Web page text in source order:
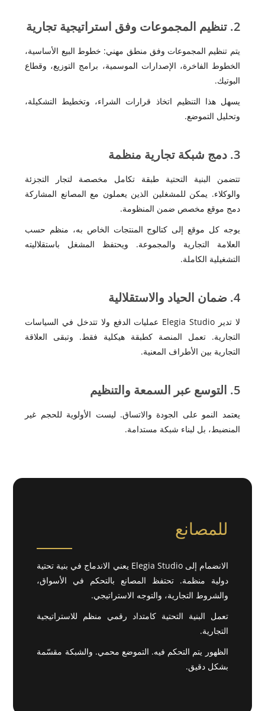
2. تنظيم المجموعات وفق استراتيجية تجارية
يتم تنظيم المجموعات وفق منطق مهني: خطوط البيع الأساسية،
الخطوط الفاخرة، الإصدارات الموسمية، برامج التوزيع، وقطاع
البوتيك.
يسهل هذا التنظيم اتخاذ قرارات الشراء، وتخطيط التشكيلة،
وتحليل التموضع.
3. دمج شبكة تجارية منظمة
تتضمن البنية التحتية طبقة تكامل مخصصة لتجار التجزئة
والوكلاء. يمكن للمشغلين الذين يعملون مع المصانع المشاركة
دمج موقع مخصص ضمن المنظومة.
يوجه كل موقع إلى كتالوج المنتجات الخاص به، منظم حسب
العلامة التجارية والمجموعة. ويحتفظ المشغل باستقلاليته
التشغيلية الكاملة.
4. ضمان الحياد والاستقلالية
لا تدير Elegia Studio عمليات الدفع ولا تتدخل في السياسات
التجارية. تعمل المنصة كطبقة هيكلية فقط. وتبقى العلاقة
التجارية بين الأطراف المعنية.
5. التوسع عبر السمعة والتنظيم
يعتمد النمو على الجودة والاتساق. ليست الأولوية للحجم غير
المنضبط، بل لبناء شبكة مستدامة.
للمصانع
الانضمام إلى Elegia Studio يعني الاندماج في بنية تحتية
دولية منظمة. تحتفظ المصانع بالتحكم في الأسواق،
والشروط التجارية، والتوجه الاستراتيجي.
تعمل البنية التحتية كامتداد رقمي منظم للاستراتيجية
التجارية.
الظهور يتم التحكم فيه. التموضع محمي. والشبكة مقسّمة
بشكل دقيق.